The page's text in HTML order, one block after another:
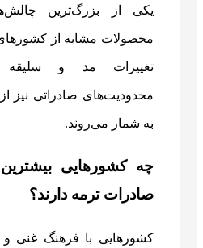
یکی از بزرگ‌ترین
محصولات مشابه از
تغییرات مد و
محدودیت‌های صادراتی نیز
به شمار می‌روند.
چه کشورهایی بیشترین
صادرات ترمه دارند؟
کشورهایی با فرهنگ غنی و